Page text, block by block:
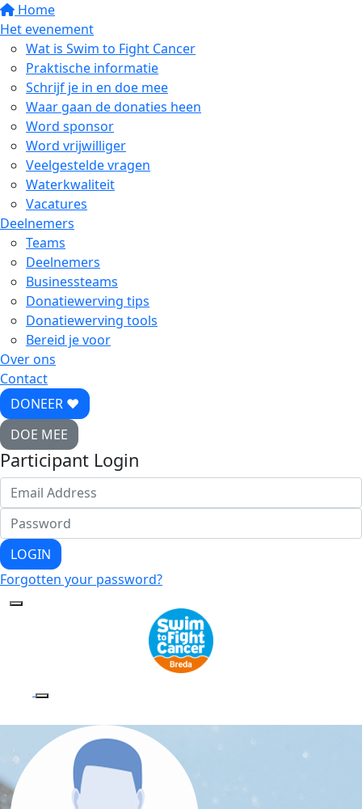
Home
Het evenement
Wat is Swim to Fight Cancer
Praktische informatie
Schrijf je in en doe mee
Waar gaan de donaties heen
Word sponsor
Word vrijwilliger
Veelgestelde vragen
Waterkwaliteit
Vacatures
Deelnemers
Teams
Deelnemers
Businessteams
Donatiewerving tips
Donatiewerving tools
Bereid je voor
Over ons
Contact
DONEER ♥
DOE MEE
Participant Login
LOGIN
Forgotten your password?